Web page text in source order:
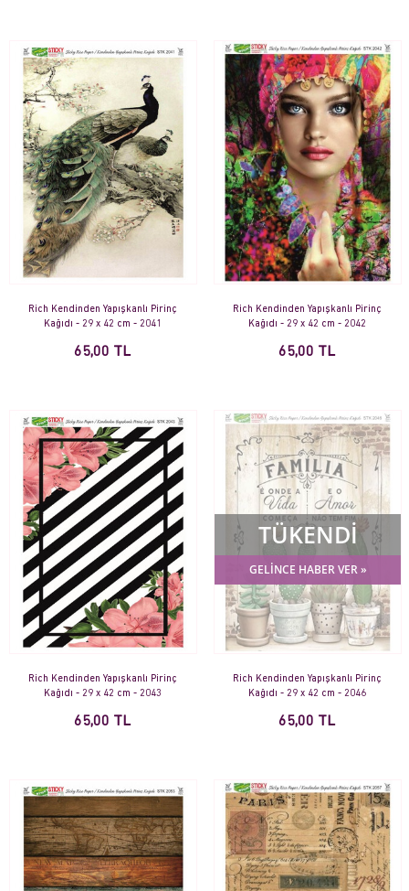
Rich Kendinden Yapışkanlı Pirinç
Kağıdı - 29 x 42 cm - 2041
65,00 TL
Rich Kendinden Yapışkanlı Pirinç
Kağıdı - 29 x 42 cm - 2042
65,00 TL
Rich Kendinden Yapışkanlı Pirinç
Kağıdı - 29 x 42 cm - 2043
65,00 TL
TÜKENDİ
GELİNCE HABER VER »
Rich Kendinden Yapışkanlı Pirinç
Kağıdı - 29 x 42 cm - 2046
65,00 TL